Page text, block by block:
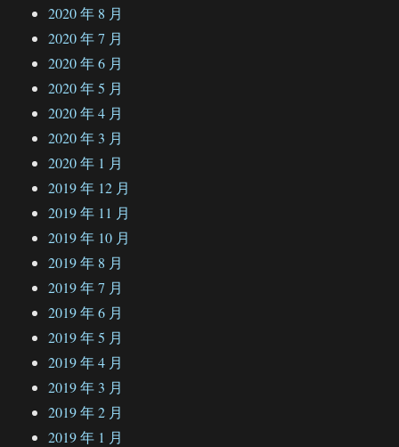
2020 年 8 月
2020 年 7 月
2020 年 6 月
2020 年 5 月
2020 年 4 月
2020 年 3 月
2020 年 1 月
2019 年 12 月
2019 年 11 月
2019 年 10 月
2019 年 8 月
2019 年 7 月
2019 年 6 月
2019 年 5 月
2019 年 4 月
2019 年 3 月
2019 年 2 月
2019 年 1 月